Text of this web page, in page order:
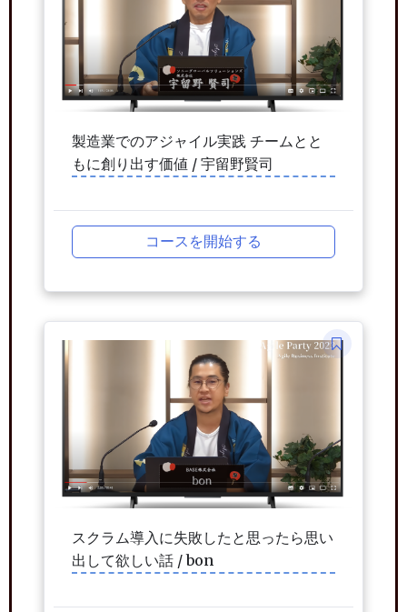
製造業でのアジャイル実践 チームとと
もに創り出す価値 / 宇留野賢司
コースを開始する
スクラム導入に失敗したと思ったら思い
出して欲しい話 / bon